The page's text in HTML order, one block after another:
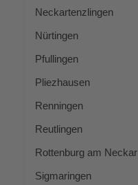
Neckar­tenz­lin­gen
Nür­tin­gen
Pful­lin­gen
Pliez­hau­sen
Renn­in­gen
Reut­lin­gen
Rot­ten­burg am Neckar
Sig­ma­rin­gen